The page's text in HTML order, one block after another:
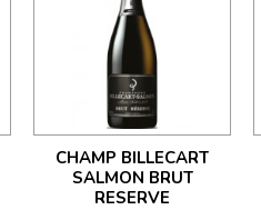
CHAMP BILLECART
SALMON BRUT
RESERVE